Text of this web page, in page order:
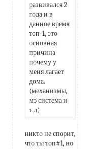
развивался 2
года и в
данное время
топ-1, это
основная
причина
почему у
меня лагает
дома.
(механизмы,
мэ система и
т.д)
никто не спорит,
что ты топ#1, но